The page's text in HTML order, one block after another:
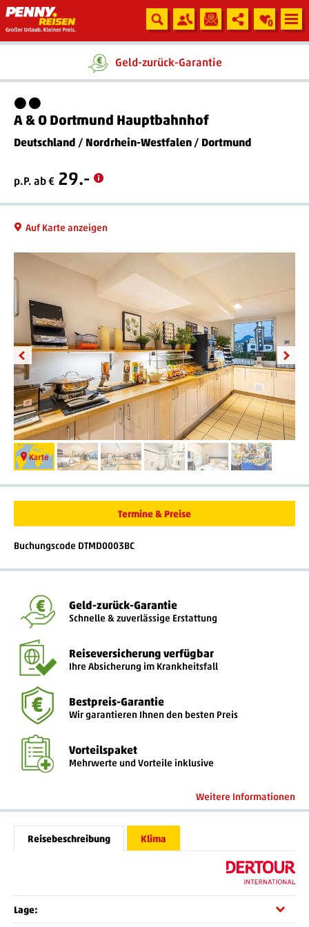
0
Geld-zurück-Garantie
A & O Dortmund Hauptbahnhof
Deutschland / Nordrhein-Westfalen / Dortmund
p.P. ab € 29.-
Auf Karte anzeigen
Termine & Preise
Buchungscode DTMD0003BC
Geld-zurück-Garantie
Schnelle & zuverlässige Erstattung
Reiseversicherung verfügbar
Ihre Absicherung im Krankheitsfall
Bestpreis-Garantie
Wir garantieren Ihnen den besten Preis
Vorteilspaket
Mehrwerte und Vorteile inklusive
Weitere Informationen
Reisebeschreibung Klima
Lage: